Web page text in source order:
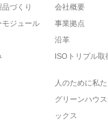
づくり
モジュール
会社概要
事業拠点
沿革
ISOトリプル取
人のために私
グリーンハウ
ックス